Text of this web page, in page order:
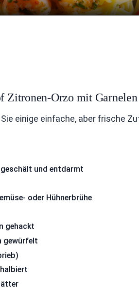
Zitronen-Orzo mit Garnelen
einige einfache, aber frische
geschält und entdarmt
oder Hühnerbrühe
gehackt
gewürfelt